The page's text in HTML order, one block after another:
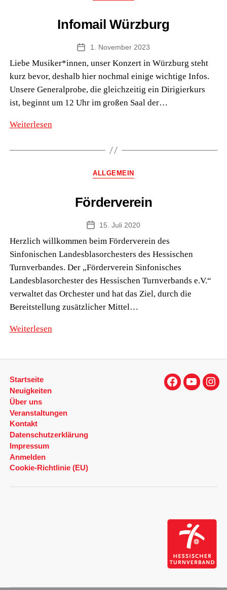
Infomail Würzburg
Veröffentlichungsdatum
1. November 2023
Liebe Musiker*innen, unser Konzert in Würzburg steht
kurz bevor, deshalb hier nochmal einige wichtige Infos.
Unsere Generalprobe, die gleichzeitig ein Dirigierkurs
ist, beginnt um 12 Uhr im großen Saal der…
WeiterlesenInfomail
Kategorien
ALLGEMEIN
Förderverein
Veröffentlichungsdatum
15. Juli 2020
Herzlich willkommen beim Förderverein des
Sinfonischen Landesblasorchesters des Hessischen
Turnverbandes. Der „Förderverein Sinfonisches
Landesblasorchester des Hessischen Turnverbands e.V.“
verwaltet das Orchester und hat das Ziel, durch die
Bereitstellung zusätzlicher Mittel…
WeiterlesenFörderverein
Startseite
Neuigkeiten
Über uns
Veranstaltungen
Kontakt
Datenschutzerklärung
Impressum
Anmelden
Cookie-Richtlinie (EU)
Facebook
YouTube